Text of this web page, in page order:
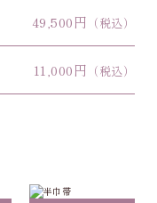
49,500円 （税込）
11,000円 （税込）